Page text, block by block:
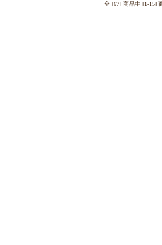
全 [67] 商品中 [1-15]